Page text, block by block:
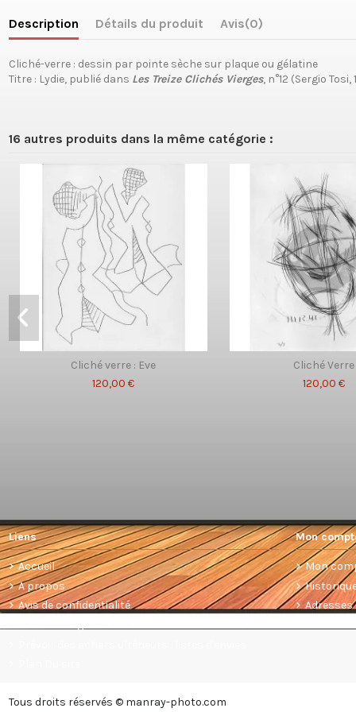
Description Détails du produit Avis(0)
Cliché-verre : dessin par pointe sèche sur plaque ou gélatine
Titre : Lydie, publié dans Les Treize Clichés Vierges, n°12 (Sergio Tosi,
16 autres produits dans la même catégorie :
Cliché verre : Eve
120,00 €
Cliché Verre
120,00 €
Liens
Accueil
A propos
Avis de confidentialité
Mon
Mon
Adresses
Tous droits réservés © manray-photo.com